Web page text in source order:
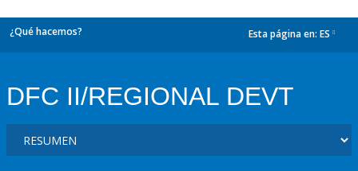
¿Qué hacemos? Esta página en: ES
DFC II/REGIONAL DEVT